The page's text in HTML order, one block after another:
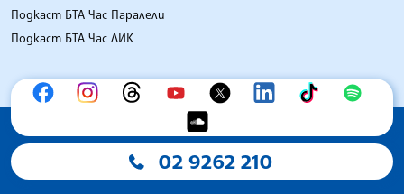
Подкаст БТА Час Паралели
Подкаст БТА Час ЛИК
02 9262 210